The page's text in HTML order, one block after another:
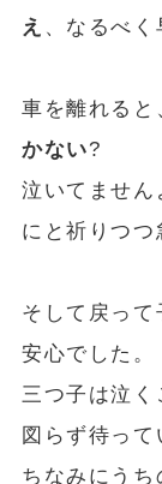
え 、なるべ
車を離れると
かない?
泣いてません
にと祈りつつ
そして戻っ
安心でした。
三つ子は泣く
図らず待っ
ちなみにう